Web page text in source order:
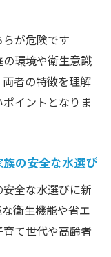
らが危険です
環境や衛生意識
者の特徴を理解
イントとなりま
の安全な水選び
全な水選びに新
衛生機能や省エ
て世代や高齢者